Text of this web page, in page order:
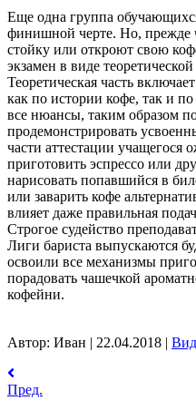
Еще одна группа
финишной черте. Но, прежде
стойку или откроют свою
экзамен в виде
Теоретическая часть
как по истории кофе, так и
все нюансы, таким образом
продемонстрировать
части аттестации учащегося
приготовить эспрессо или
нарисовать попавшийся в
или заварить кофе
влияет даже правильная
Строгое судейство
Лиги бариста выпускаются
освоили все механизмы
порадовать чашечкой
кофейни.
Автор: Иван | 22.04.2018 |
Пред.